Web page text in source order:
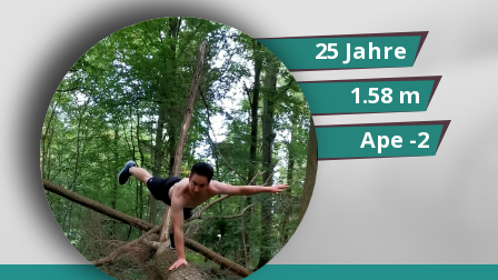
25 Jahre
1.58 m
Ape -2